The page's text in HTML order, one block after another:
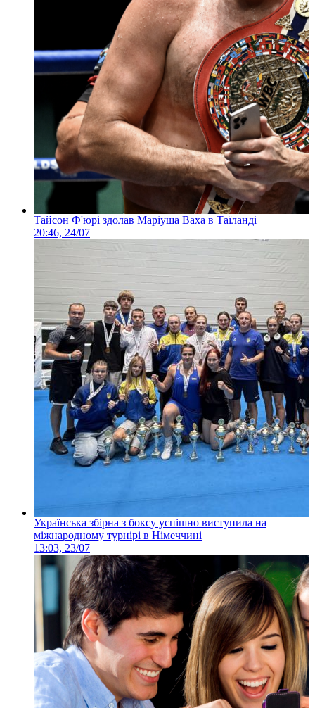
Тайсон Ф'юрі здолав Маріуша Ваха в Таїланді
20:46, 24/07
Українська збірна з боксу успішно виступила на
міжнародному турнірі в Німеччині
13:03, 23/07